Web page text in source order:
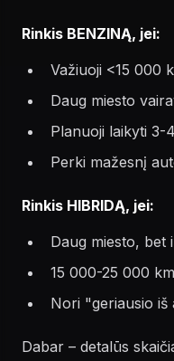
Rinkis BENZINĄ, jei:
Važiuoji <15 000
Daug miesto
Planuoji laikyti 3-
Perki mažesnį
Rinkis HIBRIDĄ, jei:
Daug miesto, bet
15 000-25 000
Nori "geriausio iš
Dabar – detalūs